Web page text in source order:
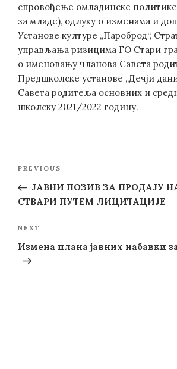
спровођење омладинске
за младе), одлуку о изменама и
Установе културе „Пароброд“,
управљања ризицима ГО Стари
о именовању чланова Савета
Предшколске установе „Дечји
Савета родитеља основних и
школску 2021/2022 годину.
Post
Previous
Post
PREVIOUS
ЈАВНИ ПОЗИВ ЗА ПРОДАЈУ
СТВАРИ ПУТЕМ ЛИЦИТАЦИЈЕ
Next
Post
NEXT
Измена плана јавних набавки